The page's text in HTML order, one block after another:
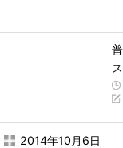
ス
2014年10月6日